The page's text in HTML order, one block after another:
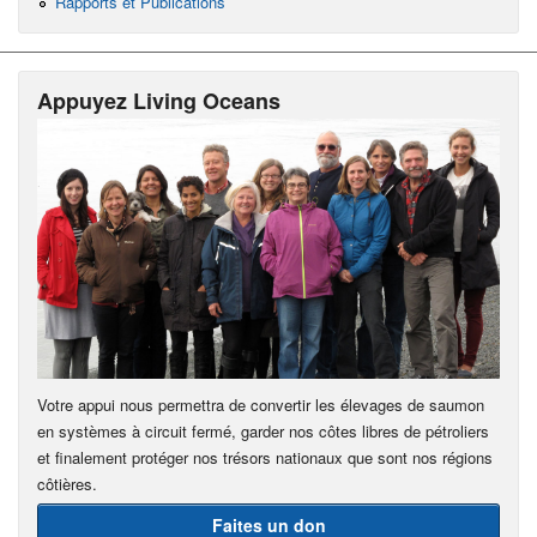
Appuyez Living Oceans
Votre appui nous permettra de convertir les élevages de saumon
en systèmes à circuit fermé, garder nos côtes libres de pétroliers
et finalement protéger nos trésors nationaux que sont nos régions
côtières.
Faites un don